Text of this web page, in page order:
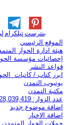
تيلكرامبنترست
الموقع الرئيسي
هيئة ادارة الحوار
إحصائيات مؤسسة
قواعد النشر
ابرز كتاب / كاتبات
يوتيوب التمدن
مكتبة التمدن
عدد الزوار: 3,428,039,419
اضافة موضوع جديد
اضافة الاخبار
حملات الحوار المتمدن